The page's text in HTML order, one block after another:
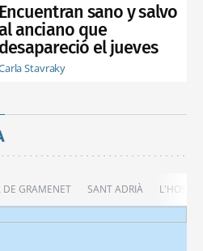
Encuentran sano y salvo
anciano que
desapareció el jueves
Stavraky
GRAMENET SANT ADRIÀ